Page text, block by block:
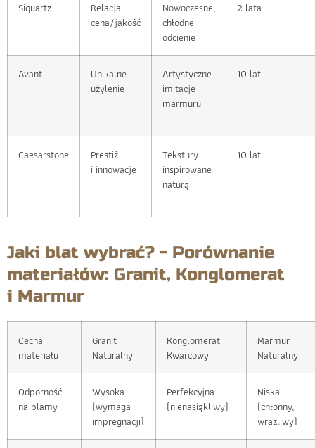
Siquartz
Relacja
cena/jakość
Nowoczesne,
chłodne
odcienie
2 lata
Avant
Unikalne
użylenie
Artystyczne
imitacje
marmuru
10 lat
Caesarstone
Prestiż
i innowacje
Tekstury
inspirowane
naturą
10 lat
Jaki blat wybrać? - Porównanie
materiałów: Granit, Konglomerat
i Marmur
Cecha
materiału
Granit
Naturalny
Konglomerat
Kwarcowy
Marmur
Naturalny
Odporność
na plamy
Wysoka
(wymaga
impregnacji)
Perfekcyjna
(nienasiąkliwy)
Niska
(chłonny,
wrażliwy)